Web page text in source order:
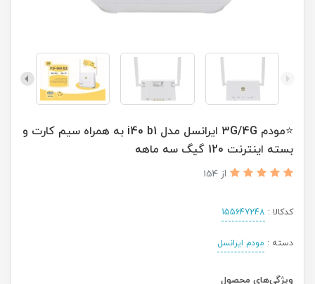
⭐مودم 3G/4G ایرانسل مدل i40 b1 به همراه سیم کارت و
بسته اینترنت 120 گیگ سه ماهه
از 154
کدکالا : 155647248
دسته : مودم ایرانسل
ویژگی‌های محصول